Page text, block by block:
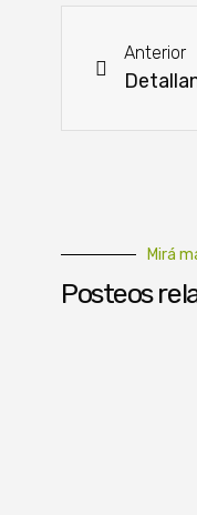
Anterior
Mirá
Posteos